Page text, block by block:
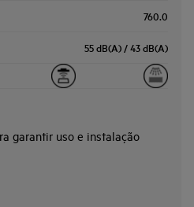
760.0
55 dB(A) / 43 dB(A)
garantir uso e instalação